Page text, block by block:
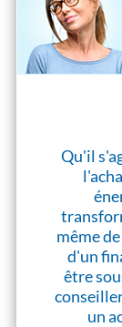
Qu'il
même
d'un
être
un